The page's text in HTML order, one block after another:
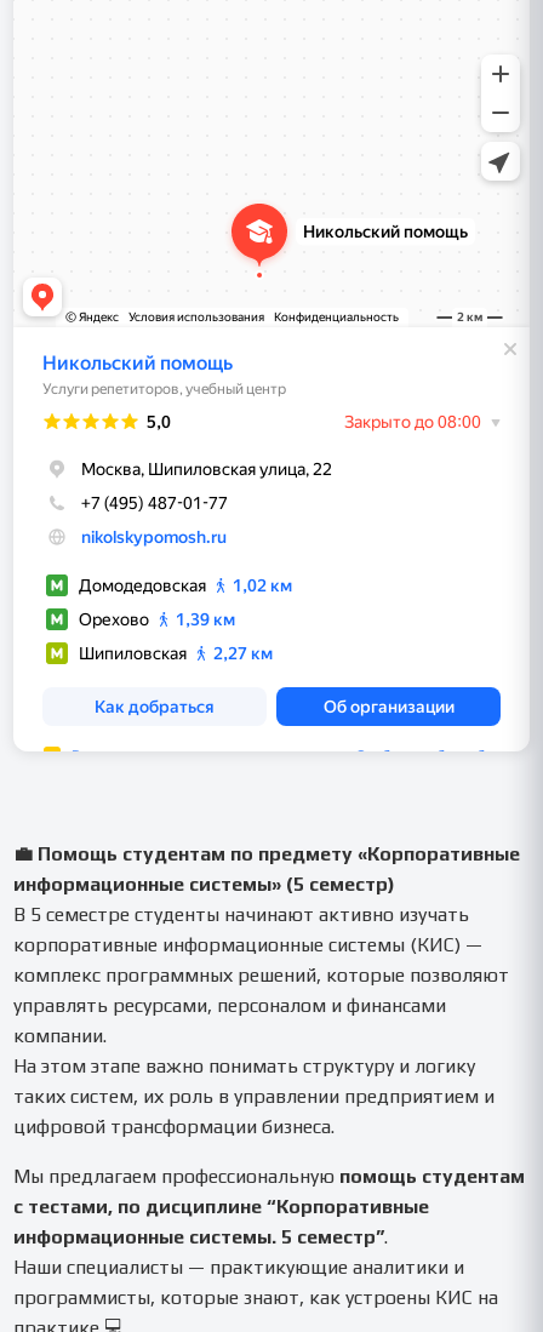
💼 Помощь студентам по предмету «Корпоративные
информационные системы» (5 семестр)
В 5 семестре студенты начинают активно изучать
корпоративные информационные системы (КИС) —
комплекс программных решений, которые позволяют
управлять ресурсами, персоналом и финансами
компании.
На этом этапе важно понимать структуру и логику
таких систем, их роль в управлении предприятием и
цифровой трансформации бизнеса.
Мы предлагаем профессиональную помощь студентам
с тестами, по дисциплине “Корпоративные
информационные системы. 5 семестр”.
Наши специалисты — практикующие аналитики и
программисты, которые знают, как устроены КИС на